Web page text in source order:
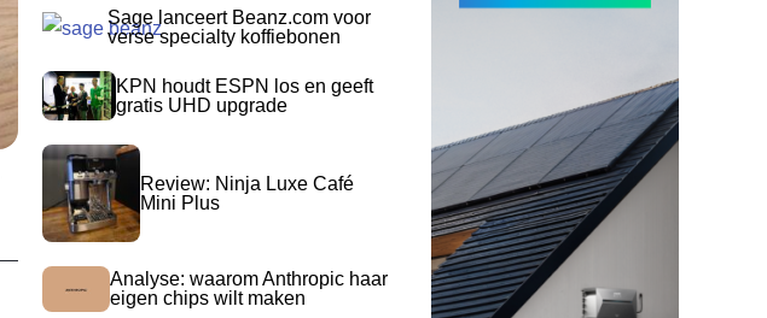
Sage lanceert Beanz.com voor
verse specialty koffiebonen
KPN houdt ESPN los en geeft
gratis UHD upgrade
Review: Ninja Luxe Café
Mini Plus
Analyse: waarom Anthropic haar
eigen chips wilt maken